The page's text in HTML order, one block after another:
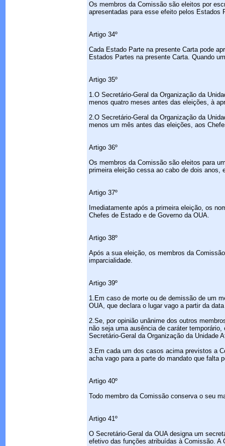
Os membros da Comissão são eleitos por
apresentadas para esse efeito pelos Estados
Artigo 34º
Cada Estado Parte na presente Carta pode
Estados Partes na presente Carta. Quando
Artigo 35º
1.O Secretário-Geral da Organização da
menos quatro meses antes das eleições, à
2.O Secretário-Geral da Organização da
menos um mês antes das eleições, aos
Artigo 36º
Os membros da Comissão são eleitos para
primeira eleição cessa ao cabo de dois anos,
Artigo 37º
Imediatamente após a primeira eleição, os
Chefes de Estado e de Governo da OUA.
Artigo 38º
Após a sua eleição, os membros da
imparcialidade.
Artigo 39º
1.Em caso de morte ou de demissão de um
OUA, que declara o lugar vago a partir da
2.Se, por opinião unânime dos outros
não seja uma ausência de caráter
Secretário-Geral da Organização da Unidade
3.Em cada um dos casos acima previstos a
acha vago para a parte do mandato que falta
Artigo 40º
Todo membro da Comissão conserva o seu
Artigo 41º
O Secretário-Geral da OUA designa um
efetivo das funções atribuídas à Comissão.